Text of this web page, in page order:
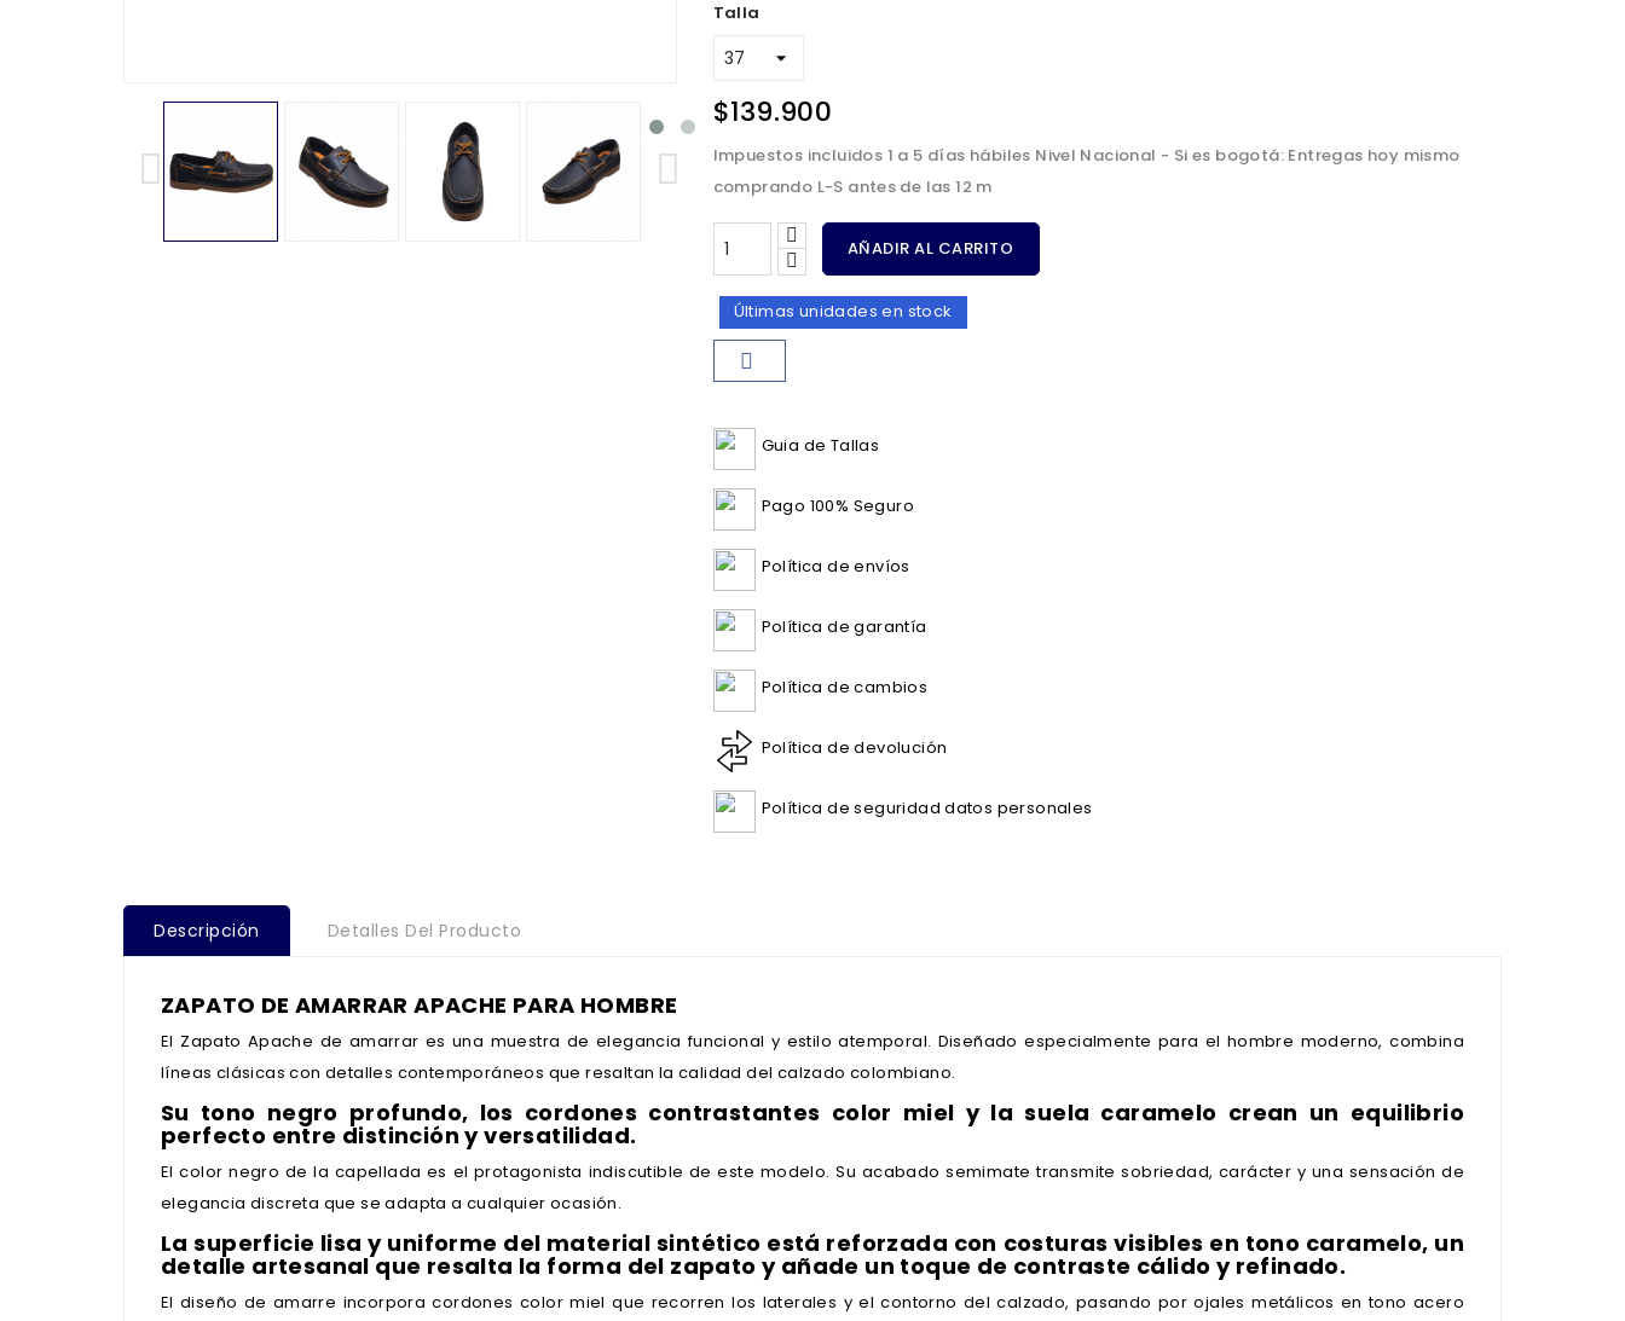
Talla
$139.900
Impuestos incluidos 1 a 5 días hábiles Nivel Nacional - Si es bogotá: Entregas hoy mismo
comprando L-S antes de las 12 m
AÑADIR AL CARRITO
Últimas unidades en stock
Guia de Tallas
Pago 100% Seguro
Política de envíos
Política de garantía
Política de cambios
Política de devolución
Política de seguridad datos personales
Descripción Detalles Del Producto
ZAPATO DE AMARRAR APACHE PARA HOMBRE
El Zapato Apache de amarrar es una muestra de elegancia funcional y estilo atemporal. Diseñado especialmente para el hombre moderno, combina
líneas clásicas con detalles contemporáneos que resaltan la calidad del calzado colombiano.
Su tono negro profundo, los cordones contrastantes color miel y la suela caramelo crean un equilibrio
perfecto entre distinción y versatilidad.
El color negro de la capellada es el protagonista indiscutible de este modelo. Su acabado semimate transmite sobriedad, carácter y una sensación de
elegancia discreta que se adapta a cualquier ocasión.
La superficie lisa y uniforme del material sintético está reforzada con costuras visibles en tono caramelo, un
detalle artesanal que resalta la forma del zapato y añade un toque de contraste cálido y refinado.
El diseño de amarre incorpora cordones color miel que recorren los laterales y el contorno del calzado, pasando por ojales metálicos en tono acero